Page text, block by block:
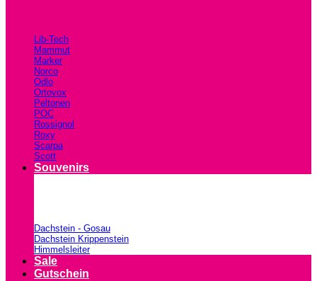
Lib-Tech
Mammut
Marker
Norco
Odlo
Ortovox
Peltonen
POC
Rossignol
Roxy
Scarpa
Scott
Souvenirs
Dachstein - Gosau
Dachstein Krippenstein
Himmelsleiter
Sale
Gutschein